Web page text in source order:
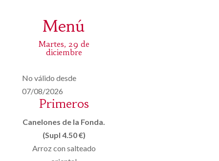
Menú
Martes, 29 de
diciembre
No válido desde
07/08/2026
Primeros
Canelones de la Fonda.
(Supl 4.50 €)
Arroz con salteado